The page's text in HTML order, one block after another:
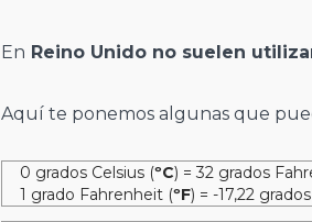
En Reino Unido no suelen
Aquí te ponemos algunas que
0 grados Celsius (ºC) = 32 grados
1 grado Fahrenheit (ºF) = -17,22